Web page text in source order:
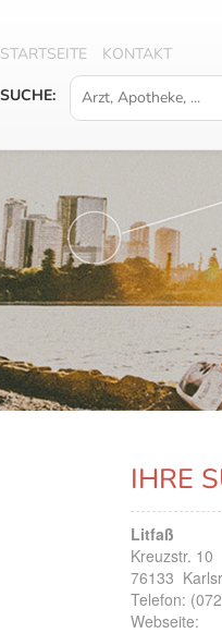
STARTSEITE
KONTAKT
SUCHE:
IHRE
Litfaß
Kreuzstr. 10
76133
Telefon:
Webseite: